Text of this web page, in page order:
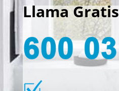
Llama Gratis